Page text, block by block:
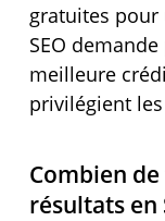
gratuites
SEO
meilleure
privilégient
Combien
résultats en